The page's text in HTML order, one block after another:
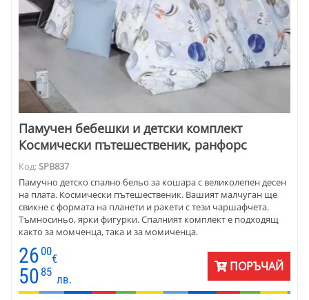
Памучен бебешки и детски комплект
Космически пътешественик, ранфорс
Код:SPB837
Памучно детско спално бельо за кошара с великолепен десен
на плата. Космически пътешественик. Вашият малчуган ще
свикне с формата на планети и ракети с тези чаршафчета.
Тъмносиньо, ярки фигурки. Спалният комплект е подходящ
както за момченца, така и за момиченца.
26 00
€
50 85
лв.
ПОРЪЧАЙ